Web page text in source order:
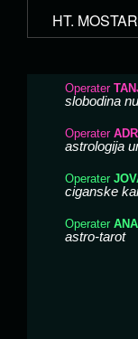
HT. MOSTAR